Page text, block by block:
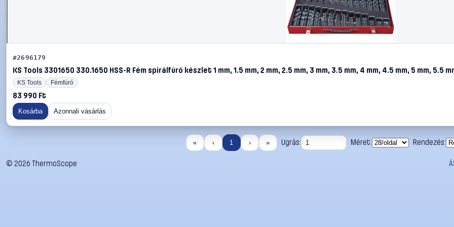
#2696179
KS Tools 3301650 330.1650 HSS-R Fém spirálfúró készlet 1 mm, 1.5 mm, 2 mm, 2.5 mm, 3 mm, 3.5 mm, 4 mm, 4.5 mm, 5 mm, 5.5
KS Tools Fémfúró
83 990 Ft
Kosárba Azonnali vásárlás
« ‹ 1 › » Ugrás: Méret: Rendezés:
© 2026 ThermoScope